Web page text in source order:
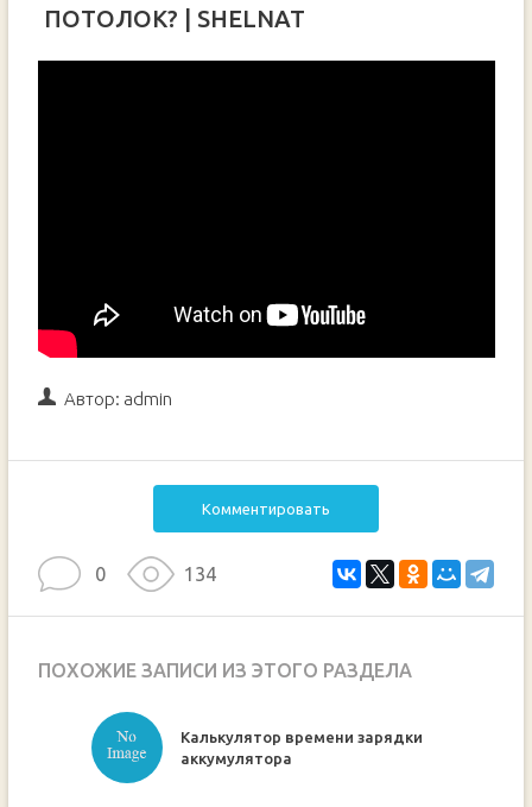
ПОТОЛОК? | SHELNAT
Автор: admin
Комментировать
0 134
ПОХОЖИЕ ЗАПИСИ ИЗ ЭТОГО РАЗДЕЛА
Калькулятор времени зарядки
аккумулятора